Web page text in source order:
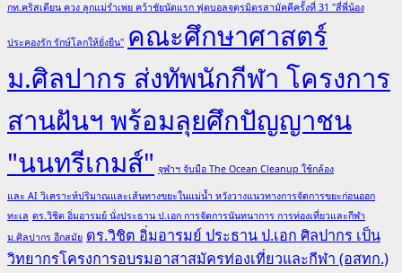
กท.คริสเตียน ควง ลูกแม่รำเพย คว้าชัยนัดแรก ฟุตบอลจตุรมิตรสามัคคีครั้งที่ 31 "สี่พี่น้อง
ประคองรัก รักษ์โลกให้ยั่งยืน" คณะศึกษาศาสตร์
ม.ศิลปากร ส่งทัพนักกีฬา โครงการ
สานฝันฯ พร้อมลุยศึกปัญญาชน
"นนทรีเกมส์" จุฬาฯ จับมือ The Ocean Cleanup ใช้กล้อง
และ AI วิเคราะห์ปริมาณและเส้นทางขยะในแม่น้ำ หวังวางแนวทางการจัดการขยะก่อนออก
ทะเล ดร.วิชิต อิ่มอารมย์ นั่งประธาน ป.เอก การจัดการนันทนาการ การท่องเที่ยวและกีฬา
ม.ศิลปากร อีกสมัย ดร.วิชิต อิ่มอารมย์ ประธาน ป.เอก ศิลปากร เป็น
วิทยากรโครงการอบรมอาสาสมัครท่องเที่ยวและกีฬา (อสทก.)